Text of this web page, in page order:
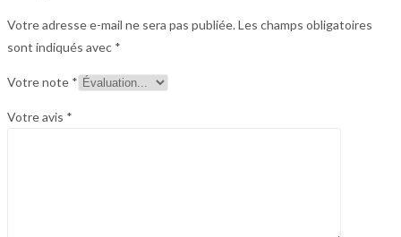
Votre adresse e-mail ne sera pas publiée.Les champs obligatoires
sont indiqués avec *
Votre note *
Votre avis *